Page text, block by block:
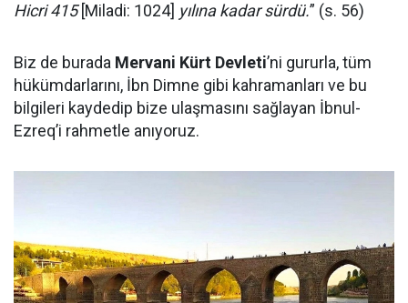
Hicri 415[Miladi: 1024] yılına kadar sürdü.” (s. 56)
Biz de burada Mervani Kürt Devleti’ni gururla, tüm
hükümdarlarını, İbn Dimne gibi kahramanları ve bu
bilgileri kaydedip bize ulaşmasını sağlayan İbnul-
Ezreq’i rahmetle anıyoruz.